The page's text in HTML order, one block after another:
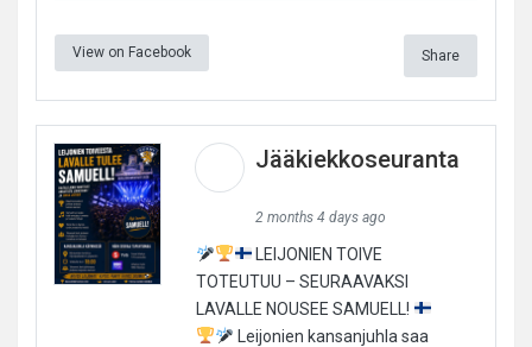
View on Facebook Share
Jääkiekkoseuranta
2 months 4 days ago
LEIJONIEN TOIVE
TOTEUTUU – SEURAAVAKSI
LAVALLE NOUSEE SAMUELL!
Leijonien kansanjuhla saa